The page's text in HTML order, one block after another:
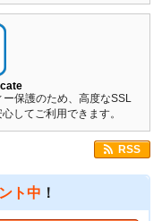
保護のため、高度なSSL
してご利用できます。
RSS
ト中 ！